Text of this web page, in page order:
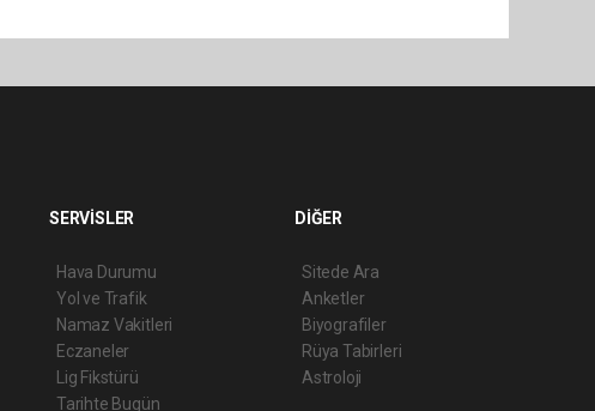
SERVİSLER
Hava Durumu
Yol ve Trafik
Namaz Vakitleri
Eczaneler
Lig Fikstürü
Tarihte Bugün
DİĞER
Sitede Ara
Anketler
Biyografiler
Rüya Tabirleri
Astroloji